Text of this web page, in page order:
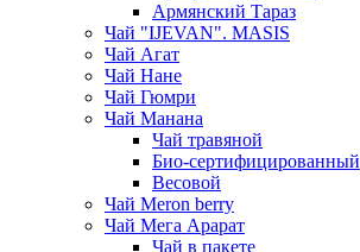
Армянский Тараз
Чай "IJEVAN". MASIS
Чай Агат
Чай Нане
Чай Гюмри
Чай Манана
Чай травяной
Био-сертифицированный
Весовой
Чай Meron berry
Чай Мега Арарат
Чай в пакете